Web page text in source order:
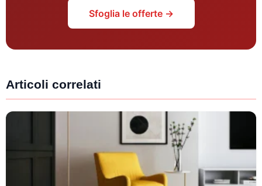
Sfoglia le offerte →
Articoli correlati